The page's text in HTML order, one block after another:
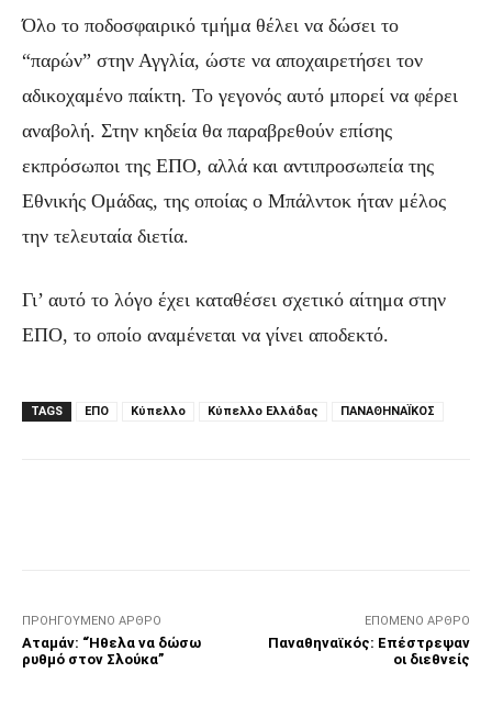
Όλο το ποδοσφαιρικό τμήμα θέλει να δώσει το
“παρών” στην Αγγλία, ώστε να αποχαιρετήσει τον
αδικοχαμένο παίκτη. Το γεγονός αυτό μπορεί να φέρει
αναβολή. Στην κηδεία θα παραβρεθούν επίσης
εκπρόσωποι της ΕΠΟ, αλλά και αντιπροσωπεία της
Εθνικής Ομάδας, της οποίας ο Μπάλντοκ ήταν μέλος
την τελευταία διετία.
Γι’ αυτό το λόγο έχει καταθέσει σχετικό αίτημα στην
ΕΠΟ, το οποίο αναμένεται να γίνει αποδεκτό.
TAGS ΕΠΟ Κύπελλο Κύπελλο Ελλάδας ΠΑΝΑΘΗΝΑΪΚΟΣ
ΠΡΟΗΓΟΎΜΕΝΟ ΆΡΘΡΟ
Αταμάν: “Ήθελα να δώσω
ρυθμό στον Σλούκα”
ΕΠΌΜΕΝΟ ΆΡΘΡΟ
Παναθηναϊκός: Επέστρεψαν
οι διεθνείς